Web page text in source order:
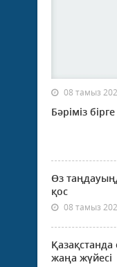
08 тамыз
Бәріміз
Өз
қос
08 тамыз
жаңа жүйесі